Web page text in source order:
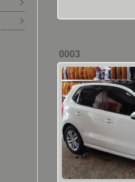
0003